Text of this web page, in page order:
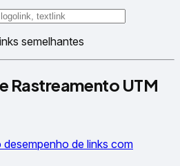
semelhantes
Rastreamento UTM
de links com